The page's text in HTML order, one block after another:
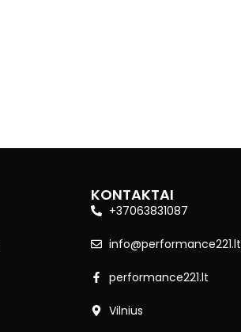
KONTAKTAI
+37063831087
info@performance221.lt
performance221.lt
Vilnius